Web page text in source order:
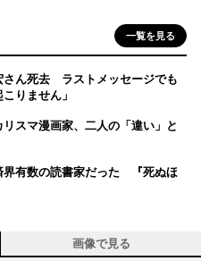
一覧を見る
さん死去 ラストメッセージでも
りません」
スマ漫画家、二人の「違い」と
界有数の読書家だった 『死ぬほ
画像で見る